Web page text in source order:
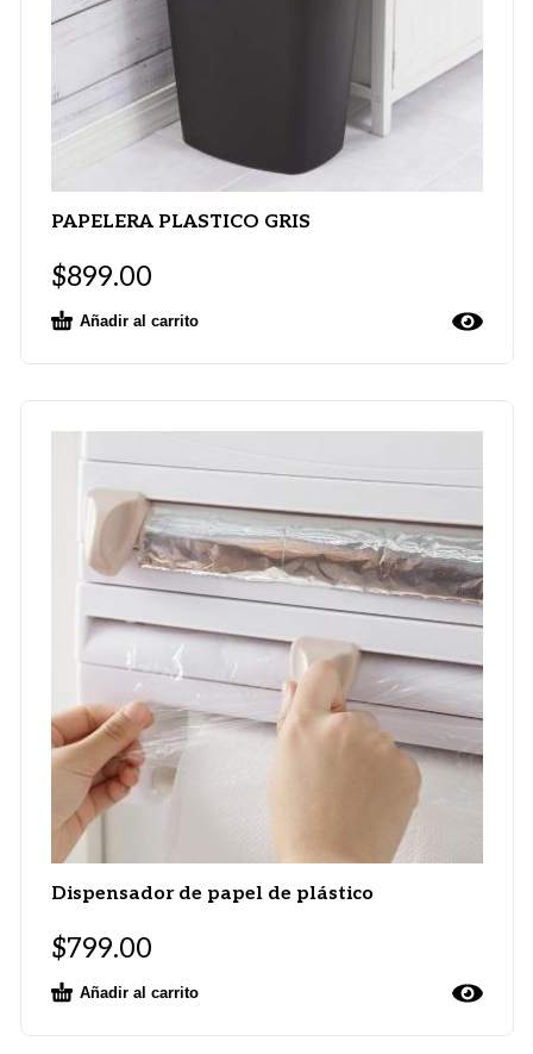
PAPELERA PLASTICO GRIS
$899.00
Añadir al carrito
Dispensador de papel de plástico
$799.00
Añadir al carrito